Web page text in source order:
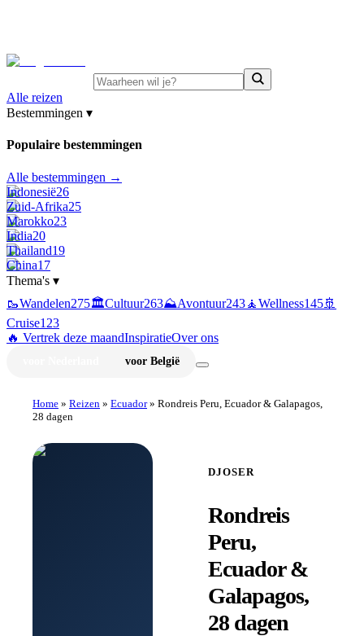
Alle reizen
Bestemmingen ▾
Populaire bestemmingen
Alle bestemmingen →
Indonesië26
Zuid-Afrika25
Marokko23
India20
Thailand19
China17
Thema's ▾
🥾Wandelen275🏛️Cultuur263⛰️Avontuur243🧘Wellness145🚢
Cruise123
🔥 Vertrek deze maandInspiratieOver ons
voor België
Home » Reizen » Ecuador » Rondreis Peru, Ecuador & Galapagos,
28 dagen
DJOSER
Rondreis
Peru,
Ecuador &
Galapagos,
28 dagen